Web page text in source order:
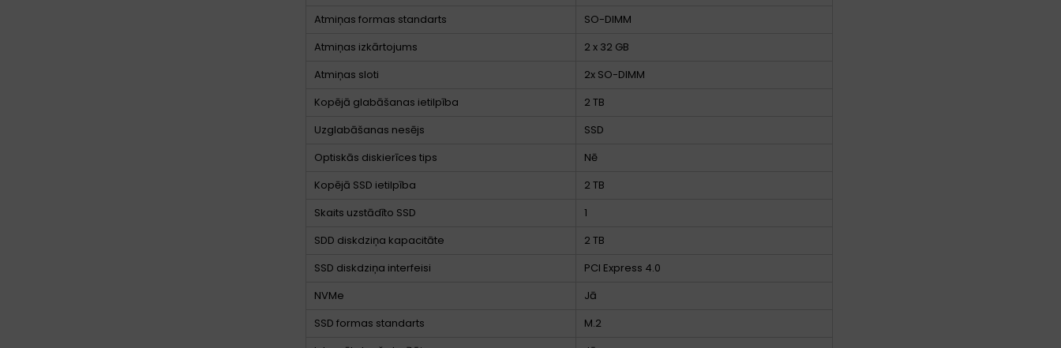
Atmiņas formas standarts
SO-DIMM
Atmiņas izkārtojums
2 x 32 GB
Atmiņas sloti
2x SO-DIMM
Kopējā glabāšanas ietilpība
2 TB
Uzglabāšanas nesējs
SSD
Optiskās diskierīces tips
Nē
Kopējā SSD ietilpība
2 TB
Skaits uzstādīto SSD
1
SDD diskdziņa kapacitāte
2 TB
SSD diskdziņa interfeisi
PCI Express 4.0
NVMe
Jā
SSD formas standarts
M.2